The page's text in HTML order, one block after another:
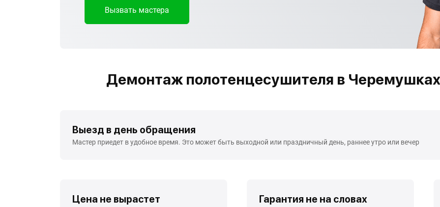
Вызвать мастера
Демонтаж полотенцесушителя в
Выезд в день обращения
Мастер приедет в удобное время. Это может быть выходной или праздничный день, раннее утро или вечер
Цена не вырастет Гарантия не на словах